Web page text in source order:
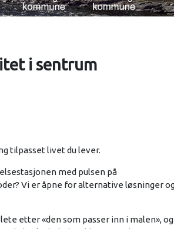
i sentrum
tilpasset livet du lever.
med pulsen på
Vi er åpne for alternative løsninger
etter «den som passer inn i malen», og